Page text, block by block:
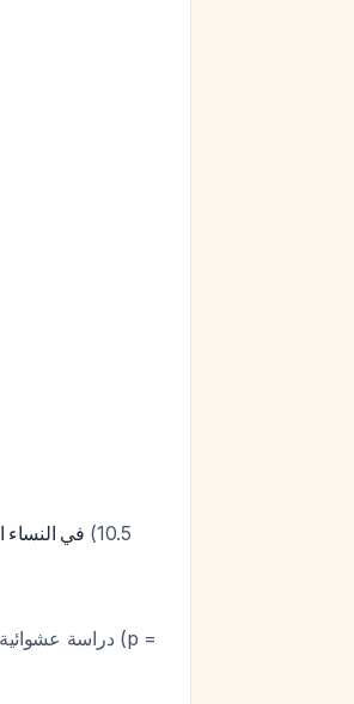
في النساء
دراسة(p =